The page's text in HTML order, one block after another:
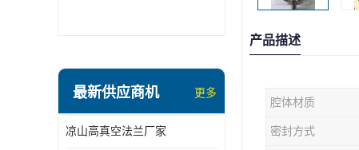
最新供应商机 更多
凉山高真空法兰厂家
产品描述
腔体材质
密封方式